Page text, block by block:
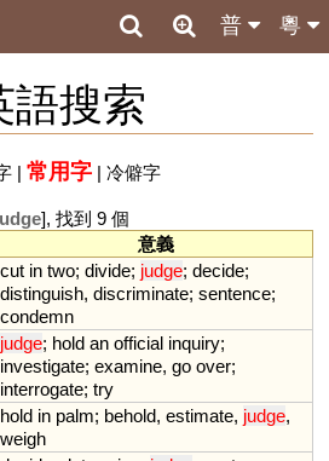
粵
普
語搜索
| 常用字| 冷僻字
], 找到 9 個
意義
cut in two; divide; judge; decide;
distinguish, discriminate; sentence;
condemn
judge; hold an official inquiry;
investigate; examine, go over;
interrogate; try
hold in palm; behold, estimate, judge,
weigh